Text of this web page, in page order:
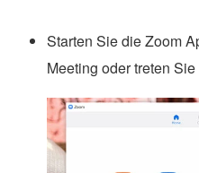
Starten Sie die Zoom
Meeting oder treten